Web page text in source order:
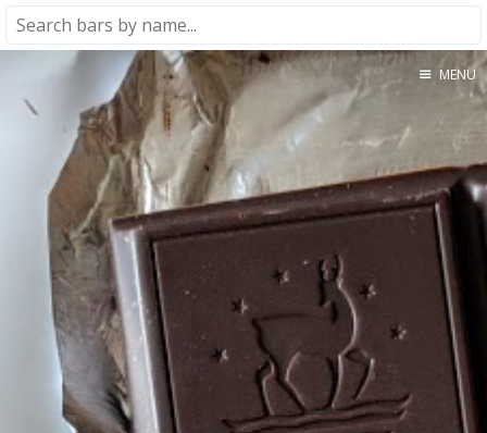
★★★★☆
★★★☆☆
★★☆☆☆
★☆☆☆☆
Privacy Policy
MENU